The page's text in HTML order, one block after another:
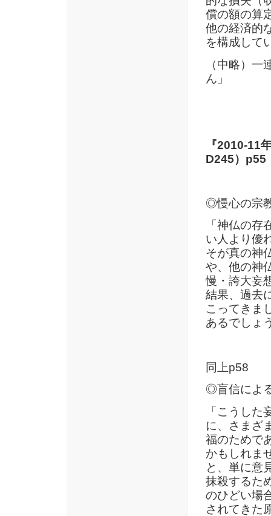
償の額の算
他の経済的
を構成して
（中略）
ん」
『2010-11
D245）p55
◎慢心の宗
「神仏の
い人より優
そが真の神
や、他の神
慢・誇大妄
結果、過去
こってきま
あるでしょ
同上p58
◎盲信によ
「こうし
に、さまざ
福のためで
かもしれま
と、単に意
抹殺するた
のひどい場
されてきた